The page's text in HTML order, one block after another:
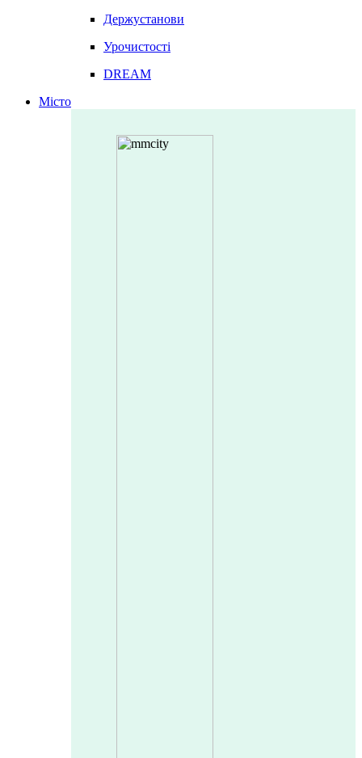
Держустанови
Урочистості
DREAM
Місто